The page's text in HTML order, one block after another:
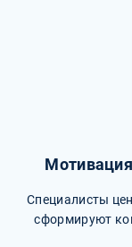
Специалисты
сформируют